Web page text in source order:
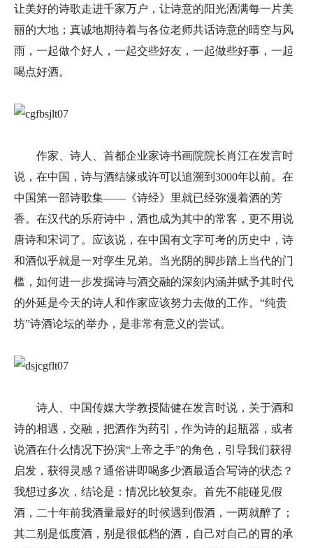
让美好的诗歌走进千家万户，让诗意的阳光洒满每一片美
丽的大地；真诚地期待着与各位老师共话诗意的晴空与风
雨，一起做个好人，一起交些好友，一起做些好事，一起
喝点好酒。
作家、诗人、首都企业家诗书画院院长肖江在发言时
说，在中国，诗与酒结缘或许可以追溯到3000年以前。在
中国第一部诗歌集——《诗经》里就已经弥漫着酒的芳
香。在汉代的乐府诗中，酒也成为其中的常客，更不用说
唐诗和宋词了。应该说，在中国有文字可考的历史中，诗
和酒似乎就是一对孪生兄弟。当光阴的脚步踏上当代的门
槛，如何进一步发掘诗与酒交融的深刻内涵并赋予其时代
的外延是今天的诗人和作家应该努力去做的工作。“纯贵
坊”诗酒论坛的举办，是非常有意义的尝试。
诗人、中国传媒大学教授陆健在发言时说，关于酒和
诗的相遇，交融，把酒作为药引，作为诗的起瓶器，或者
说酒在什么情况下扮演“上帝之手”的角色，引导我们获得
启发，获得灵感？通俗讲即喝多少酒最适合写诗的状态？
我想过多次，结论是：情况比较复杂。首先不能碰见假
酒，二十年前我酒量最好的时候遇到假酒，一两就醉了；
其二别是低度酒，别是很低档的酒，自己对自己的胃的承